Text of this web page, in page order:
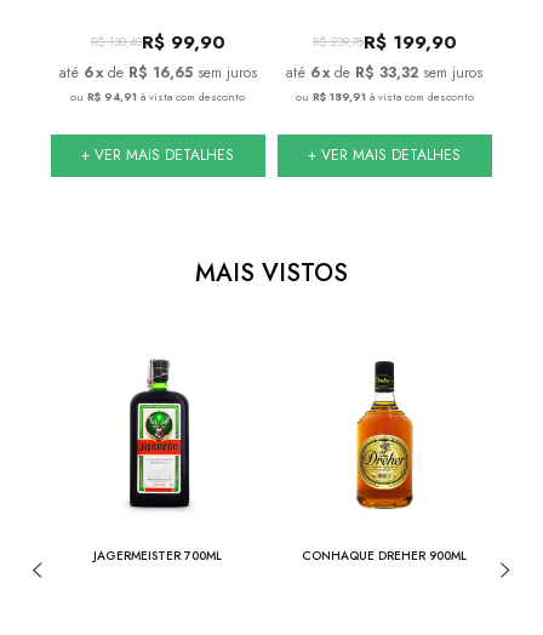
R$ 130,40R$ 99,90
6x de R$ 16,65 sem juros
ouR$ 94,91 à vista com desconto
+ VER MAIS DETALHES
R$ 239,78R$ 199,90
6x de R$ 33,32 sem juros
ou R$ 189,91 à vista com desconto
+ VER MAIS DETALHES
MAIS VISTOS
JAGERMEISTER 700ML CONHAQUE DREHER 900ML